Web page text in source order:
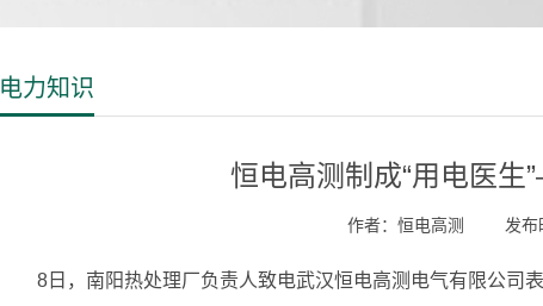
电力知识
恒电高测制成“用电医
作者：恒电高测 发布
8日，南阳热处理厂负责人致电武汉恒电高测电气有限公司表